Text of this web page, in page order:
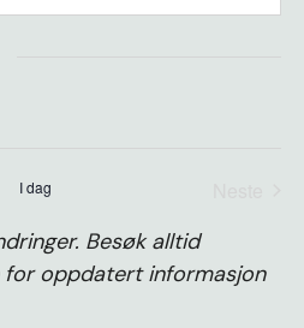
I dag
Besøk alltid
oppdatert informasjon